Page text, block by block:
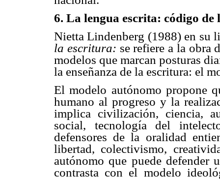
6. La lengua escrita: código de
Nietta Lindenberg (1988) en su
la escritura: se refiere a la obra
modelos que marcan posturas
la enseñanza de la escritura: el
El modelo autónomo propone
humano al progreso y la
implica civilización, ciencia,
social, tecnología del
defensores de la oralidad
libertad, colectivismo,
autónomo que puede defender
contrasta con el modelo